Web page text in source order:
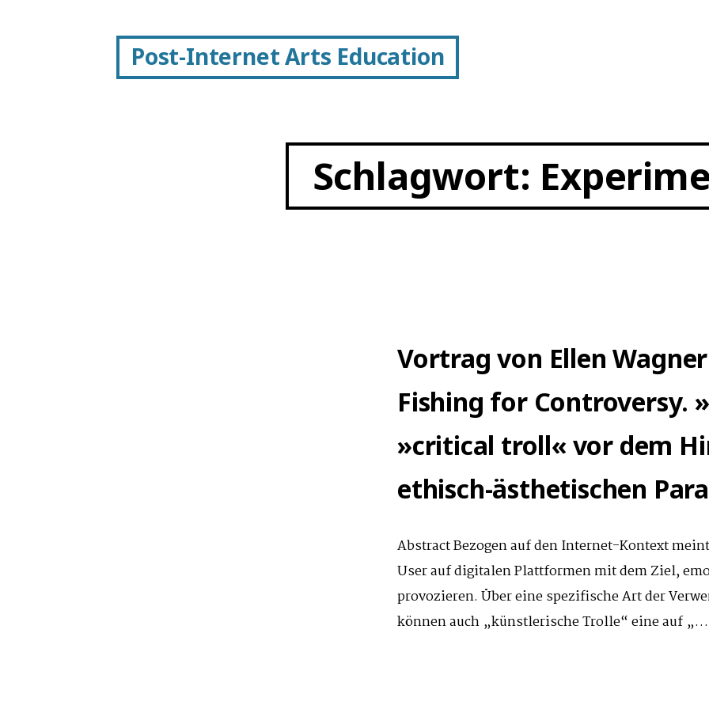
Post-Internet Arts Education
Schlagwort:
Vortrag von Ellen
Fishing for Controversy.
»critical troll« vor dem
ethisch-ästhetischen
Abstract Bezogen auf den Internet-Kontext
User auf digitalen Plattformen mit dem Ziel,
provozieren. Über eine spezifische Art der
können auch „künstlerische Trolle“ eine auf „…